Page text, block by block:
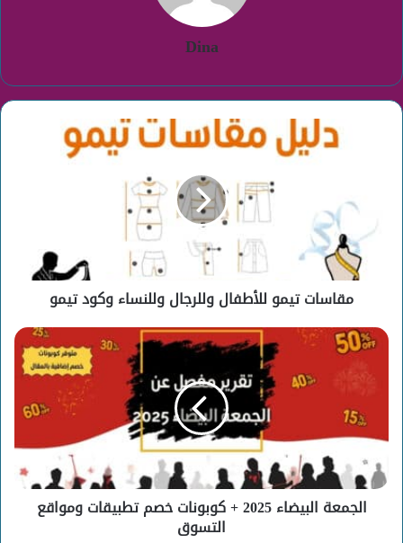
Dina
وللنساء
تيمو
مقاسات تيمو للأطفال وللرجال وللنساء وكود تيمو
الجمعة
البيضاء
2025
كوبونات
خصم
تطبيقات
ومواقع
التسوق
الجمعة البيضاء 2025 + كوبونات خصم تطبيقات ومواقع
التسوق